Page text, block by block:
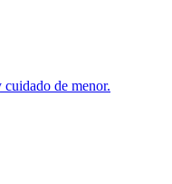
de menor.